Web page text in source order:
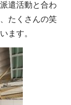
遣活動と合わ
たくさんの笑
ます。